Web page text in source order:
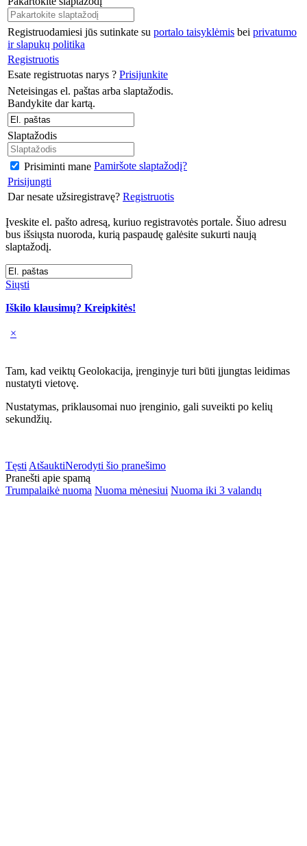
Registruodamiesi jūs sutinkate su portalo taisyklėmis bei privatumo
ir slapukų politika
Registruotis
Esate registruotas narys ? Prisijunkite
Neteisingas el. paštas arba slaptažodis.
Bandykite dar kartą.
Slaptažodis
Prisiminti mane Pamiršote slaptažodį?
Prisijungti
Dar nesate užsiregistravę? Registruotis
Įveskite el. pašto adresą, kuriuo registravotės portale. Šiuo adresu
bus išsiųsta nuoroda, kurią paspaudę galėsite sukurti naują
slaptažodį.
Siųsti
Iškilo klausimų? Kreipkitės!
×
Tam, kad veiktų Geolokacija, įrenginyje turi būti įjungtas leidimas
nustatyti vietovę.
Nustatymas, priklausomai nuo įrenginio, gali suveikti po kelių
sekundžių.
Tęsti AtšauktiNerodyti šio pranešimo
Pranešti apie spamą
Trumpalaikė nuoma Nuoma mėnesiui Nuoma iki 3 valandų